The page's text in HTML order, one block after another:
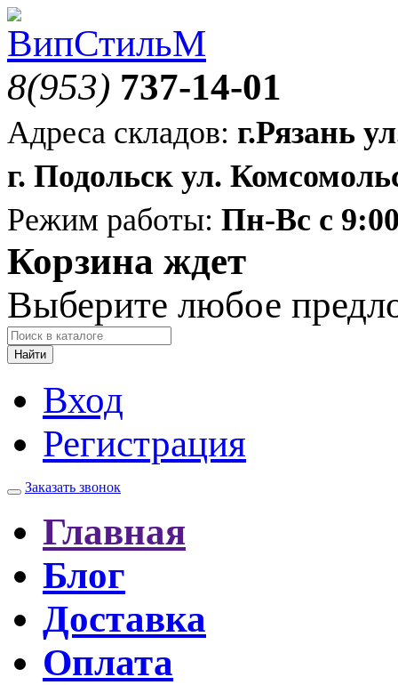
8(953) 737-14-01
Адреса складов: г.Рязань
г. Подольск ул.
Режим работы: Пн-Вс с
Корзина ждет
Выберите любое
Найти
Вход
Регистрация
Заказать звонок
Главная
Блог
Доставка
Оплата